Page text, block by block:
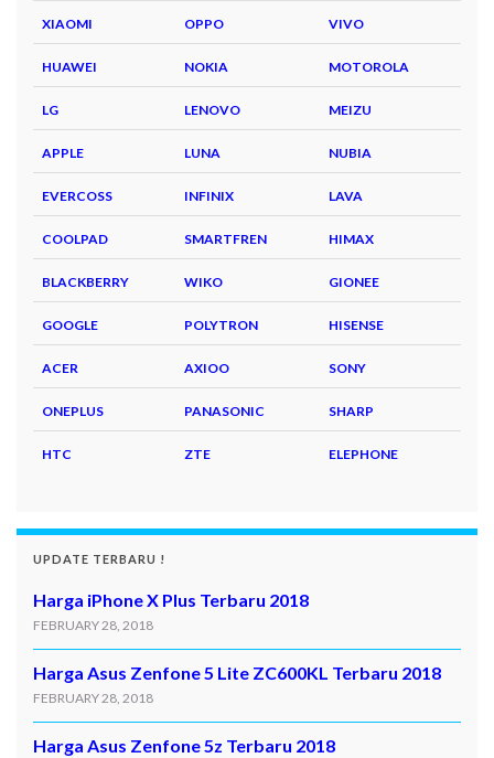
XIAOMI OPPO VIVO
HUAWEI NOKIA MOTOROLA
LG LENOVO MEIZU
APPLE LUNA NUBIA
EVERCOSS INFINIX LAVA
COOLPAD SMARTFREN HIMAX
BLACKBERRY WIKO GIONEE
GOOGLE POLYTRON HISENSE
ACER AXIOO SONY
ONEPLUS PANASONIC SHARP
HTC ZTE ELEPHONE
UPDATE TERBARU !
Harga iPhone X Plus Terbaru 2018
FEBRUARY 28, 2018
Harga Asus Zenfone 5 Lite ZC600KL Terbaru 2018
FEBRUARY 28, 2018
Harga Asus Zenfone 5z Terbaru 2018